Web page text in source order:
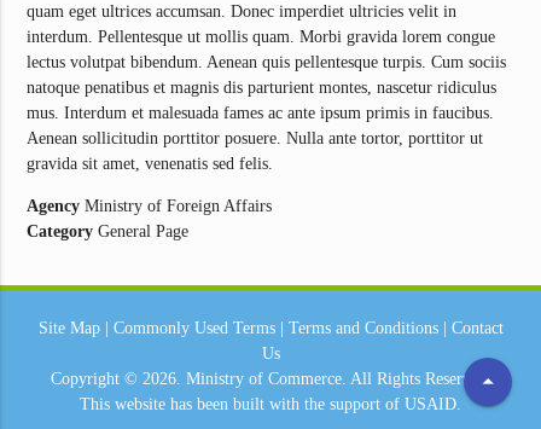
quam eget ultrices accumsan. Donec imperdiet ultricies velit in
interdum. Pellentesque ut mollis quam. Morbi gravida lorem congue
lectus volutpat bibendum. Aenean quis pellentesque turpis. Cum sociis
natoque penatibus et magnis dis parturient montes, nascetur ridiculus
mus. Interdum et malesuada fames ac ante ipsum primis in faucibus.
Aenean sollicitudin porttitor posuere. Nulla ante tortor, porttitor ut
gravida sit amet, venenatis sed felis.
Agency Ministry of Foreign Affairs
Category General Page
arrow_drop_up
Site Map| Commonly Used Terms| Terms and Conditions| Contact
Us
Copyright © 2026. Ministry of Commerce. All Rights Reserved.
This website has been built with the support of USAID.